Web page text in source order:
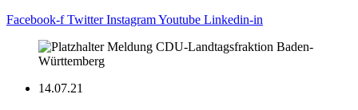
Facebook-f Twitter InstagramYoutube Linkedin-in
14.07.21